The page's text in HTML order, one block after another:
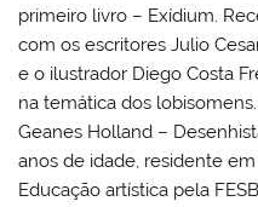
primeiro livro – Exídium.
com os escritores Julio
e o ilustrador Diego Costa
na temática dos lobisomens.
Geanes Holland –
anos de idade, residente
Educação artística pela